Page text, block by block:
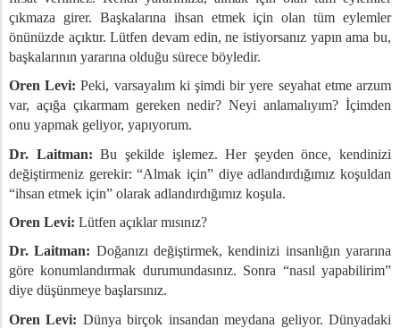
çıkmaza girer. Başkalarına ihsan etmek için olan tüm eylemler
önünüzde açıktır. Lütfen devam edin, ne istiyorsanız yapın ama bu,
başkalarının yararına olduğu sürece böyledir.
Oren Levi: Peki, varsayalım ki şimdi bir yere seyahat etme arzum
var, açığa çıkarmam gereken nedir? Neyi anlamalıyım? İçimden
onu yapmak geliyor, yapıyorum.
Dr. Laitman:Bu şekilde işlemez. Her şeyden önce, kendinizi
değiştirmeniz gerekir: “Almak için” diye adlandırdığımız koşuldan
“ihsan etmek için” olarak adlandırdığımız koşula.
Oren Levi: Lütfen açıklar mısınız?
Dr. Laitman: Doğanızı değiştirmek, kendinizi insanlığın yararına
göre konumlandırmak durumundasınız. Sonra “nasıl yapabilirim”
diye düşünmeye başlarsınız.
Oren Levi: Dünya birçok insandan meydana geliyor. Dünyadaki